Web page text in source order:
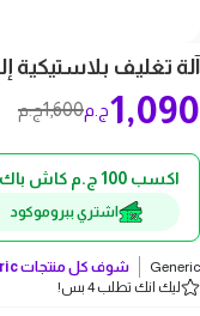
آلة تغليف بلاستيكية
1,600ج.م 1,090ج.م
اكسب 100 ج.م كاش باك!
اشتري ببروموكود
Generic شوف كل منتجات
ليك انك تطلب 4 بس!